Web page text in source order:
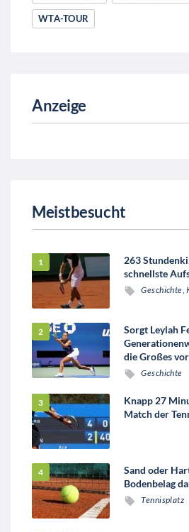
WTA-TOUR
Anzeige
Meistbesucht
263
schnellste
Geschichte ,
Sorgt Leylah
die Großes
Geschichte
Knapp 27
Match der
Sand oder
Bodenbelag
Tennisplatz